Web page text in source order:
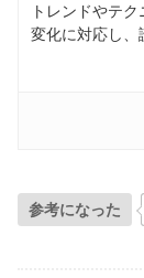
トレンドやテ
変化に対応し、
参考になった